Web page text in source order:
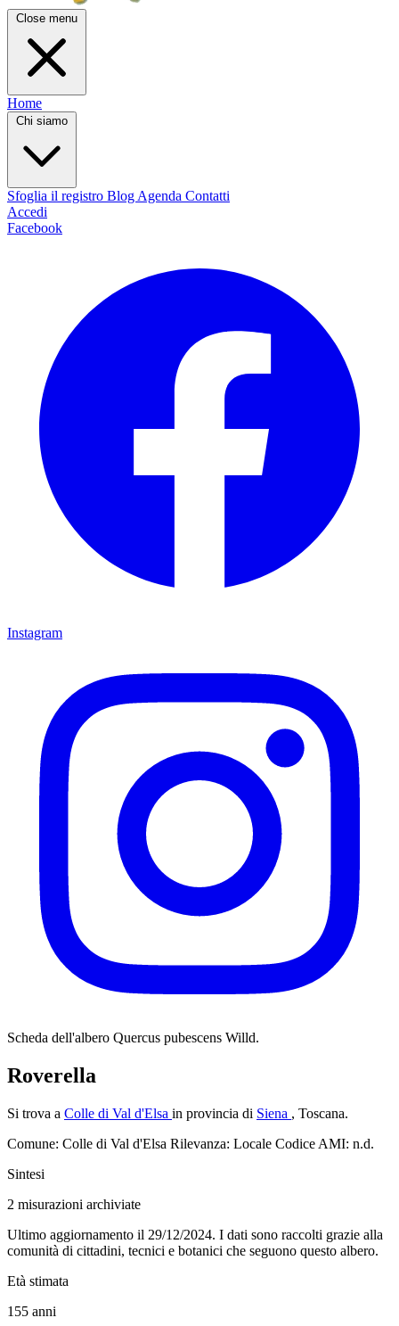
Close menu
Home
Chi siamo
Sfoglia il registro Blog Agenda Contatti
Accedi
Facebook
Instagram
Scheda dell'albero Quercus pubescens Willd.
Roverella
Si trova a Colle di Val d'Elsa in provincia di Siena , Toscana.
Comune: Colle di Val d'Elsa Rilevanza: Locale Codice AMI: n.d.
Sintesi
2 misurazioni archiviate
Ultimo aggiornamento il 29/12/2024. I dati sono raccolti grazie alla
comunità di cittadini, tecnici e botanici che seguono questo albero.
Età stimata
155 anni